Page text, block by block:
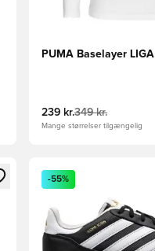
PUMA Baselayer
239 kr.349 kr.
Mange størrelser tilgængelig
dig som medlem
Åbner en Modal til
-55%